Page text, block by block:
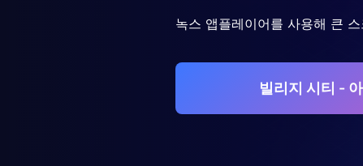
녹스 앱플레이어를 사용해 큰
빌리지 시티 -